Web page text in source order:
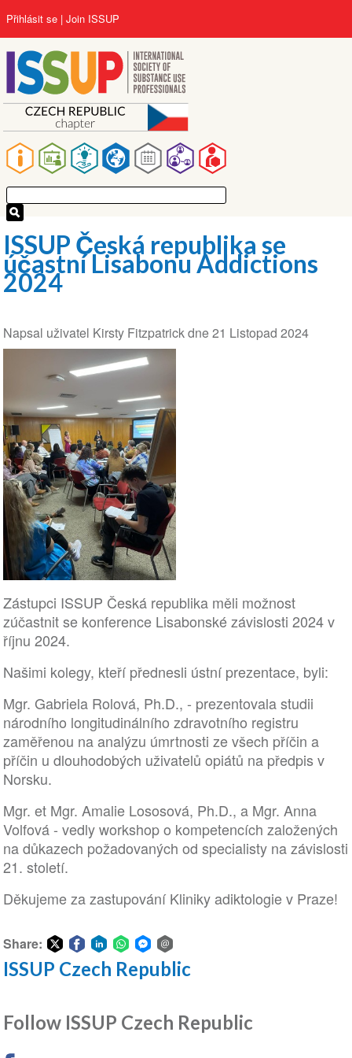
hlavnímu
obsahu
Main
navigation
User
account
menu
Přihlásit se Join ISSUP
ISSUP Česká republika se
účastní Lisabonu Addictions
2024
Napsal uživatel Kirsty Fitzpatrickdne21 Listopad 2024
Zástupci ISSUP Česká republika měli možnost
zúčastnit se konference Lisabonské závislosti 2024 v
říjnu 2024.
Našimi kolegy, kteří přednesli ústní prezentace, byli:
Mgr. Gabriela Rolová, Ph.D., - prezentovala studii
národního longitudinálního zdravotního registru
zaměřenou na analýzu úmrtnosti ze všech příčin a
příčin u dlouhodobých uživatelů opiátů na předpis v
Norsku.
Mgr. et Mgr. Amalie Lososová, Ph.D., a Mgr. Anna
Volfová - vedly workshop o kompetencích založených
na důkazech požadovaných od specialisty na závislosti
21. století.
Děkujeme za zastupování Kliniky adiktologie v Praze!
Share:
ShareShareShareShareShare
Messenger
Share
ISSUP Czech Republic
Follow ISSUP Czech Republic